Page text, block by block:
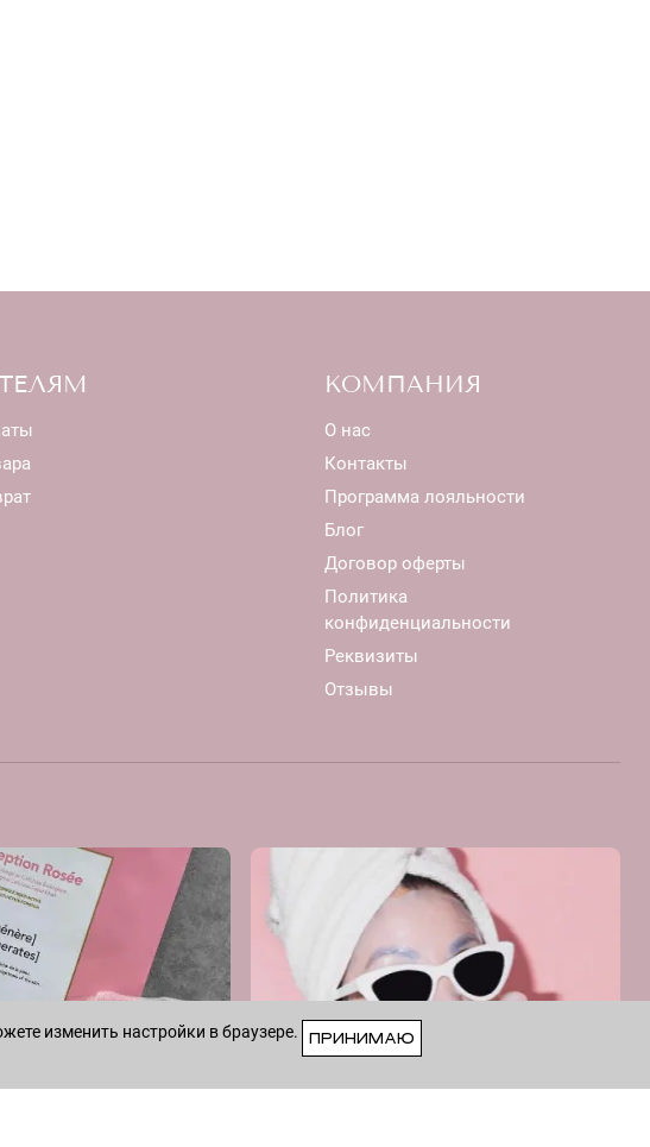
КОМПАНИЯ
О нас
Контакты
Программа лояльности
Блог
Договор оферты
Политика
конфиденциальности
Реквизиты
Отзывы
изменить настройки в браузере.
ПРИНИМАЮ